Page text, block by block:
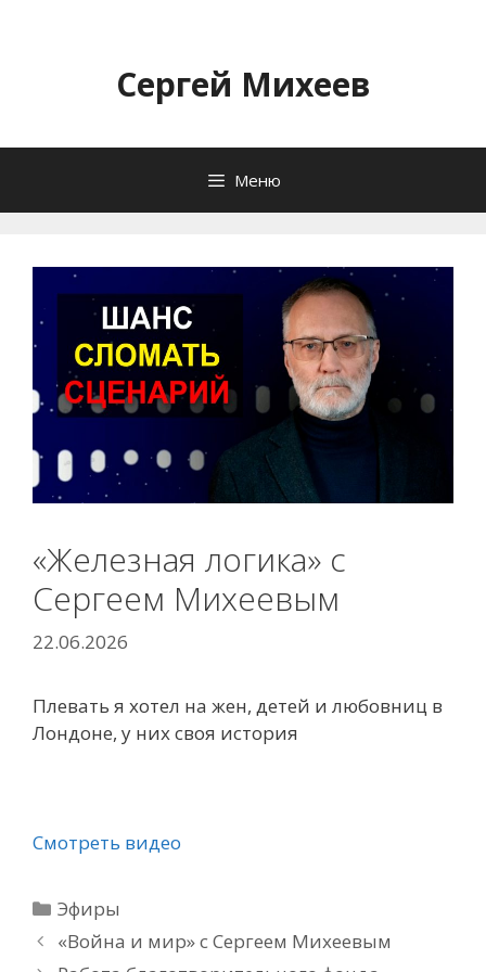
содержимомуСергей Михеев
Меню
«Железная логика» с
Сергеем Михеевым
22.06.2026
Плевать я хотел на жен, детей и любовниц в
Лондоне, у них своя история
Смотреть видео
Рубрики
Эфиры
«Война и мир» с Сергеем Михеевым